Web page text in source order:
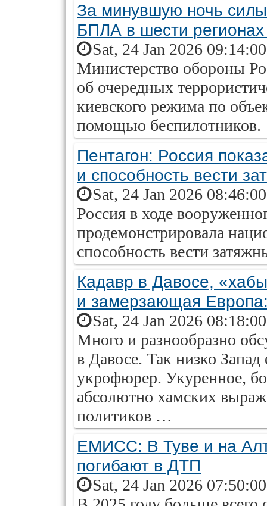
За минувшую ночь
БПЛА в шести
Sat, 24 Jan 2026
Министерство обороны
об очередных
киевского режима по
помощью беспилотников.
Пентагон: Россия
и способность вести
Sat, 24 Jan 2026
Россия в ходе
продемонстрировала
способность вести
Кадавр в Давосе,
и замерзающая
Sat, 24 Jan 2026
Много и разнообразно
в Давосе. Так низко
укрофюрер. Укуренное,
абсолютно хамских
политиков …
ЕМИСС: В Туве и на
погибают в ДТП
Sat, 24 Jan 2026